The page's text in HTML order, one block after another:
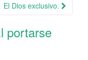
El Dios exclusivo.
portarse